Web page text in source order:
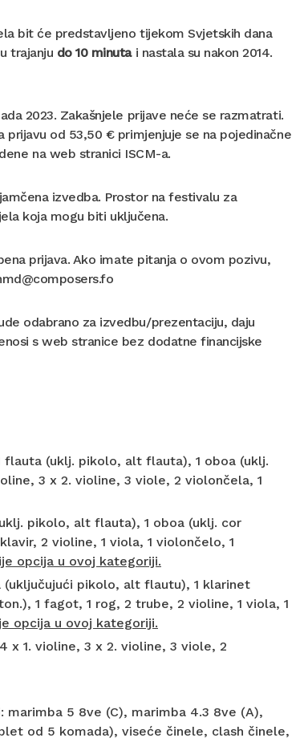
bit će predstavljeno tijekom Svjetskih dana
trajanju do 10 minutai nastala su nakon 2014.
2023. Zakašnjele prijave neće se razmatrati.
prijavu od 53,50 € primjenjuje se na pojedinačne
na web stranici ISCM-a.
izvedba. Prostor na festivalu za
koja mogu biti uključena.
prijava. Ako imate pitanja o ovom pozivu,
odabrano za izvedbu/prezentaciju, daju
s web stranice bez dodatne financijske
flauta (uklj. pikolo, alt flauta), 1 oboa (uklj.
3 x 2. violine, 3 viole, 2 violončela, 1
pikolo, alt flauta), 1 oboa (uklj. cor
2 violine, 1 viola, 1 violončelo, 1
opcija u ovoj kategoriji.
(uključujući pikolo, alt flautu), 1 klarinet
1 fagot, 1 rog, 2 trube, 2 violine, 1 viola, 1
opcija u ovoj kategoriji.
x 1. violine, 3 x 2. violine, 3 viole, 2
5 8ve (C), marimba 4.3 8ve (A),
od 5 komada), viseće činele, clash činele,